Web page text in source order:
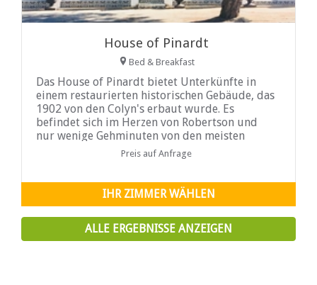
House of Pinardt
Bed & Breakfast
Das House of Pinardt bietet Unterkünfte in
einem restaurierten historischen Gebäude, das
1902 von den Colyn's erbaut wurde. Es
befindet sich im Herzen von Robertson und
nur wenige Gehminuten von den meisten
Preis auf Anfrage
IHR ZIMMER WÄHLEN
ALLE ERGEBNISSE ANZEIGEN